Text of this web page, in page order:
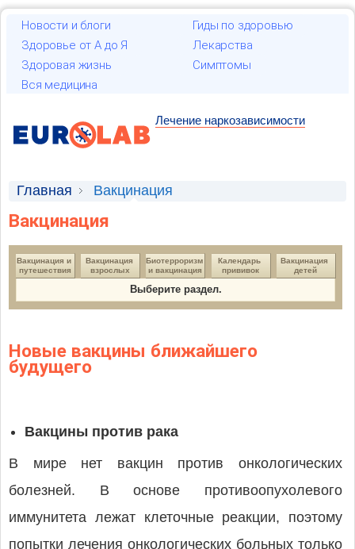
Новости и блоги
Гиды по здоровью
Здоровье от А до Я
Лекарства
Здоровая жизнь
Симптомы
Вся медицина
Лечение наркозависимости
Главная Вакцинация
Вакцинация
Вакцинация и
путешествия
Вакцинация
взрослых
Биотерроризм
и вакцинация
Календарь
прививок
Вакцинация
детей
Выберите раздел.
Новые вакцины ближайшего
будущего
Вакцины против рака
В мире нет вакцин против онкологических
болезней. В основе противоопухолевого
иммунитета лежат клеточные реакции, поэтому
попытки лечения онкологических больных только